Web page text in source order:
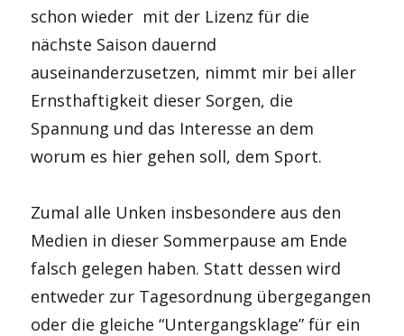
schon wieder mit der Lizenz für die
nächste Saison dauernd
auseinanderzusetzen, nimmt mir bei aller
Ernsthaftigkeit dieser Sorgen, die
Spannung und das Interesse an dem
worum es hier gehen soll, dem Sport.
Zumal alle Unken insbesondere aus den
Medien in dieser Sommerpause am Ende
falsch gelegen haben. Statt dessen wird
entweder zur Tagesordnung übergegangen
oder die gleiche “Untergangsklage” für ein